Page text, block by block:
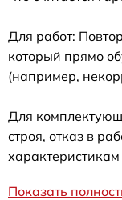
Для работ:
который прямо
(например,
Для
строя, отказ в
Показать